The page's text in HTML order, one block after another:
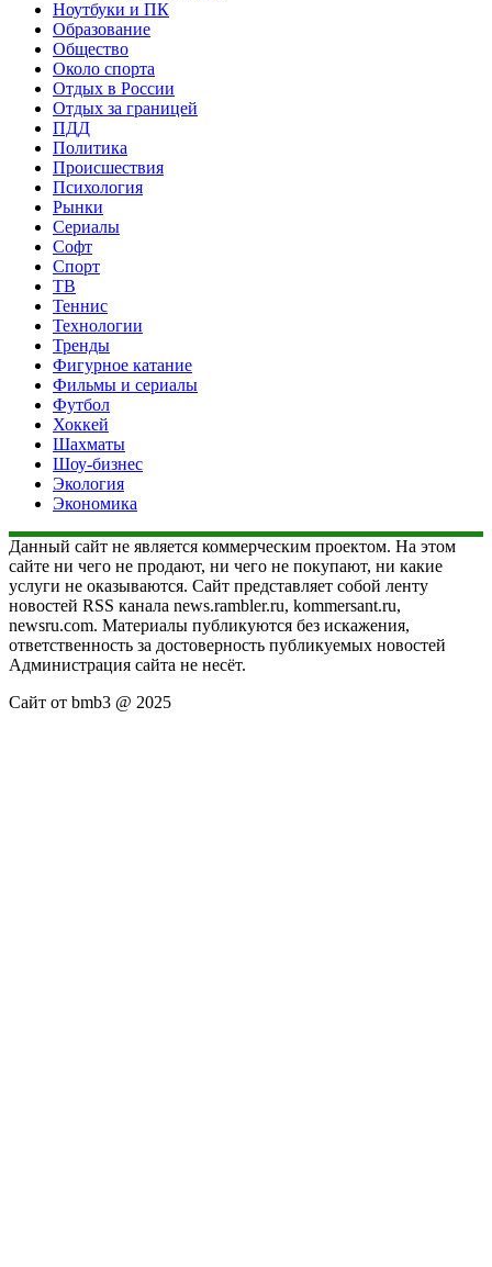
Ноутбуки и ПК
Образование
Общество
Около спорта
Отдых в России
Отдых за границей
ПДД
Политика
Происшествия
Психология
Рынки
Сериалы
Софт
Спорт
ТВ
Теннис
Технологии
Тренды
Фигурное катание
Фильмы и сериалы
Футбол
Хоккей
Шахматы
Шоу-бизнес
Экология
Экономика
Данный сайт не является коммерческим проектом. На этом
сайте ни чего не продают, ни чего не покупают, ни какие
услуги не оказываются. Сайт представляет собой ленту
новостей RSS канала news.rambler.ru, kommersant.ru,
newsru.com. Материалы публикуются без искажения,
ответственность за достоверность публикуемых новостей
Администрация сайта не несёт.
Сайт от bmb3 @ 2025